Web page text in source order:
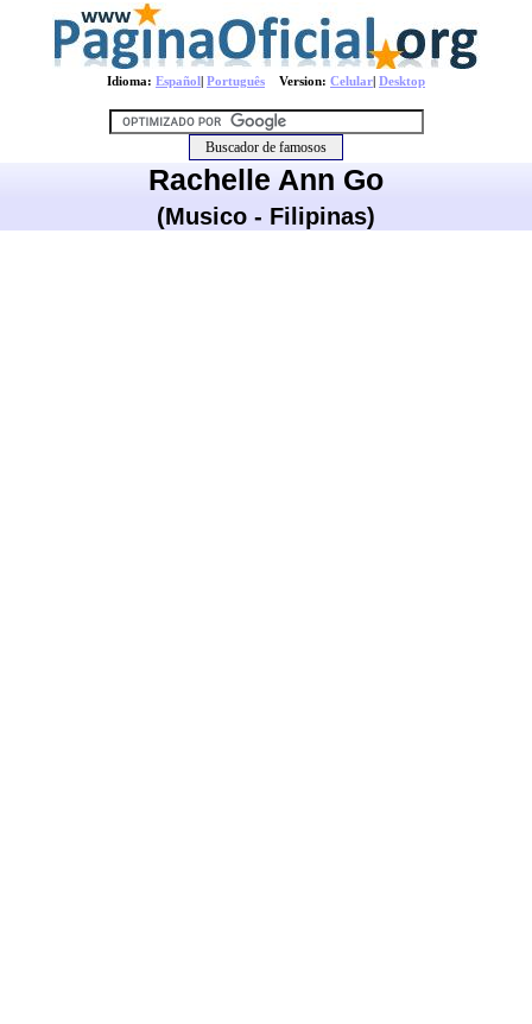
Idioma: Español| Português Version: Celular| Desktop
Rachelle Ann Go
(Musico - Filipinas)